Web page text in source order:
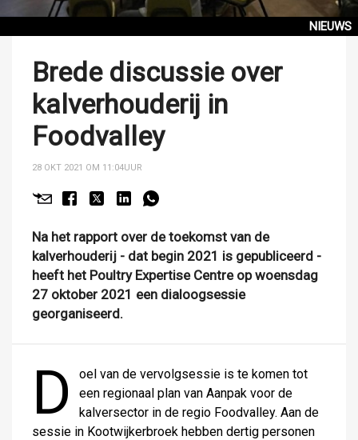
NIEUWS
Brede discussie over
kalverhouderij in
Foodvalley
28 OKT 2021 OM 11:04UUR
Na het rapport over de toekomst van de
kalverhouderij - dat begin 2021 is gepubliceerd -
heeft het Poultry Expertise Centre op woensdag
27 oktober 2021 een dialoogsessie
georganiseerd.
D
oel van de vervolgsessie is te komen tot
een regionaal plan van Aanpak voor de
kalversector in de regio Foodvalley. Aan de
sessie in Kootwijkerbroek hebben dertig personen